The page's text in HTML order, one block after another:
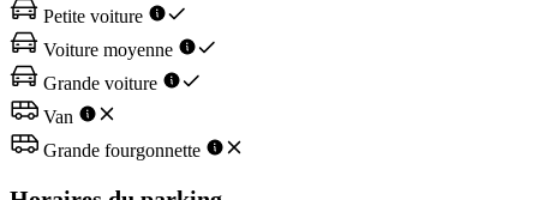
Petite voiture
Voiture moyenne
Grande voiture
Van
Grande fourgonnette